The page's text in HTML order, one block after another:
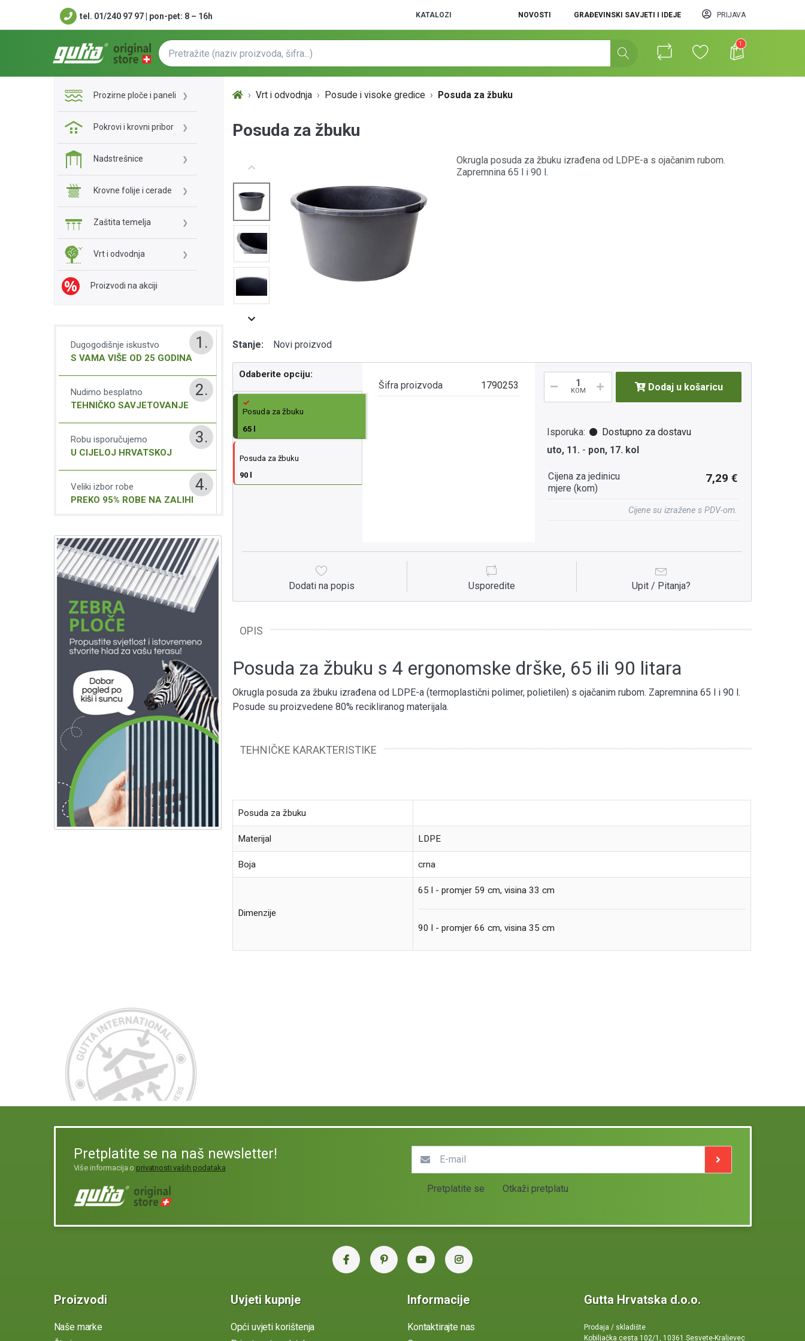
tel. 01/240 97 97 | pon-pet: 8 – 16h KATALOZI NOVOSTI GRAĐEVINSKI SAVJETI I IDEJE PRIJAVA
1
Prozirne ploče i paneli
Pokrovi i krovni pribor
Nadstrešnice
Krovne folije i cerade
Zaštita temelja
Vrt i odvodnja
Proizvodi na akciji
1.
Dugogodišnje iskustvo
S VAMA VIŠE OD 25 GODINA
2.
Nudimo besplatno
TEHNIČKO SAVJETOVANJE
3.
Robu isporučujemo
U CIJELOJ HRVATSKOJ
4.
Veliki izbor robe
PREKO 95% ROBE NA ZALIHI
Vrt i odvodnja Posude i visoke gredice Posuda za žbuku
Posuda za žbuku
Okrugla posuda za žbuku izrađena od LDPE-a s ojačanim rubom.
Zapremnina 65 l i 90 l.
Stanje: Novi proizvod
Odaberite opciju:
Posuda za žbuku
65 l
Posuda za žbuku
90 l
Šifra proizvoda 1790253 KOM Dodaj u košaricu
Isporuka:
Dostupno za dostavu
uto, 11. - pon, 17. kol
Cijena za jedinicu
mjere (kom)
7,29 €
Cijene su izražene s PDV-om.
Dodati na popis Usporedite Upit / Pitanja?
OPIS
Posuda za žbuku s 4 ergonomske drške, 65 ili 90 litara
Okrugla posuda za žbuku izrađena od LDPE-a (termoplastični polimer, polietilen) s ojačanim rubom. Zapremnina 65 l i 90 l.
Posude su proizvedene 80% recikliranog materijala.
TEHNIČKE KARAKTERISTIKE
Posuda za žbuku
Materijal LDPE
Boja crna
Dimenzije
65 l - promjer 59 cm, visina 33 cm
90 l - promjer 66 cm, visina 35 cm
Pretplatite se na naš newsletter!
Više informacija o privatnosti vaših podataka
Pretplatite se Otkaži pretplatu
Proizvodi
Naše marke
Uvjeti kupnje
Opći uvjeti korištenja
Informacije
Kontaktirajte nas
Gutta Hrvatska d.o.o.
Prodaja / skladište
Kobiljačka cesta 102/1, 10361 Sesvete-Kraljevec